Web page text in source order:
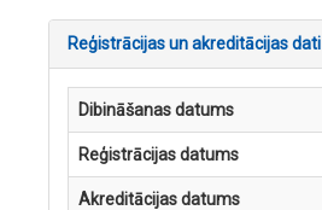
Reģistrācijas un akreditācijas dati
Dibināšanas datums
Reģistrācijas datums
Akreditācijas datums